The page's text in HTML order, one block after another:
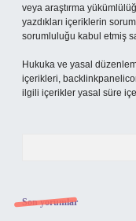
veya araştırma
yazdıkları içeriklerin
sorumluluğu kabul etmiş
Hukuka ve yasal
içerikleri,
ilgili içerikler yasal süre
Son yorumlar